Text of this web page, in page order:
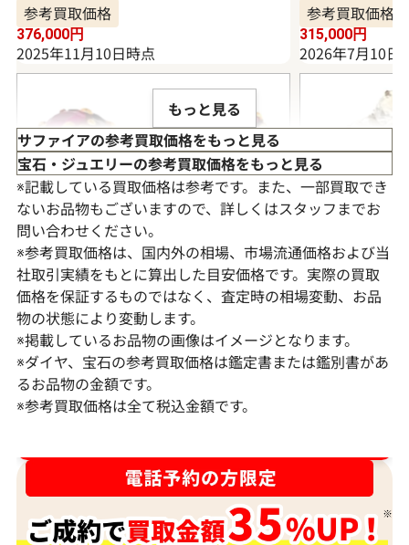
参考買取価格
376,000円
2025年11月10日時点
参考買取価格
315,000円
2026年7月10日
K18 サファイア ピアス/イヤリング
参考買取価格
Pt･Pm900 スタ
もっと見る
サファイアの参考買取価格をもっと見る
宝石・ジュエリーの参考買取価格をもっと見る
※記載している買取価格は参考です。また、一部買取でき
ないお品物もございますので、詳しくはスタッフまでお
問い合わせください。
※参考買取価格は、国内外の相場、市場流通価格および当
社取引実績をもとに算出した目安価格です。実際の買取
価格を保証するものではなく、査定時の相場変動、お品
物の状態により変動します。
※掲載しているお品物の画像はイメージとなります。
※ダイヤ、宝石の参考買取価格は鑑定書または鑑別書があ
るお品物の金額です。
※参考買取価格は全て税込金額です。